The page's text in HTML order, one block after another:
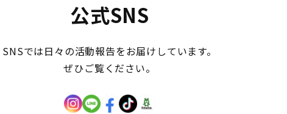
公式SNS
SNSでは日々の活動報告をお届けしています。
ぜひご覧ください。